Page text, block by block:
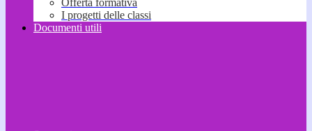
Offerta formativa
I progetti delle classi
Documenti utili